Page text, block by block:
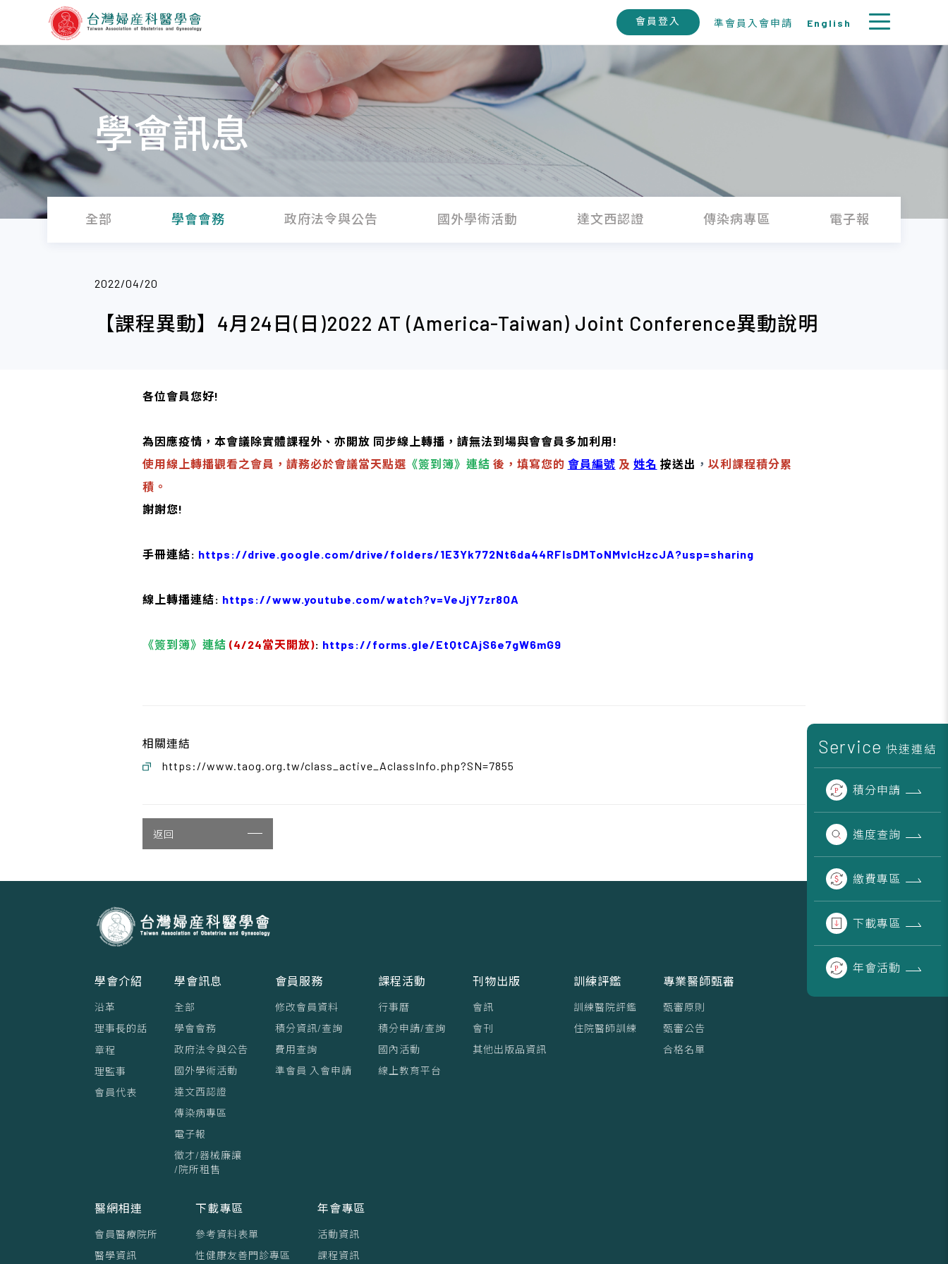
會員登入 準會員入會申請 English
Service 快速連結
積分申請
進度查詢
繳費專區
下載專區
年會活動
學會訊息
全部 學會會務 政府法令與公告 國外學術活動 達文西認證 傳染病專區 電子報 徵
2022/04/20
【課程異動】4月24日(日)2022 AT (America-Taiwan) Joint Conference異動說明
各位會員您好!
為因應疫情，本會議除實體課程外、亦開放 同步線上轉播，請無法到場與會會員多加利用!
使用線上轉播觀看之會員，請務必於會議當天點選 《簽到簿》連結 後，填寫您的 會員編號 及 姓名 按送出 ， 以利課程積分累
積。
謝謝您!
手冊連結: https://drive.google.com/drive/folders/1E3Yk772Nt6da44RFlsDMToNMvlcHzcJA?usp=sharing
線上轉播連結: https://www.youtube.com/watch?v=VeJjY7zr8OA
《簽到簿》連結 (4/24當天開放): https://forms.gle/EtQtCAjS6e7gW6mG9
相關連結
https://www.taog.org.tw/class_active_AclassInfo.php?SN=7855
返回
學會介紹
沿革
理事⻑的話
章程
理監事
會員代表
學會訊息
全部
學會會務
政府法令與公告
國外學術活動
達文西認證
傳染病專區
電子報
徵才/器械廉讓
/院所租售
會員服務
修改會員資料
積分資訊/查詢
費用查詢
準會員 入會申請
課程活動
行事曆
積分申請/查詢
國內活動
線上教育平台
刊物出版
會訊
會刊
其他出版品資訊
訓練評鑑
訓練醫院評鑑
住院醫師訓練
專業醫師甄審
甄審原則
甄審公告
合格名單
醫網相連
會員醫療院所
醫學資訊
下載專區
參考資料表單
性健康友善門診專區
年會專區
活動資訊
課程資訊